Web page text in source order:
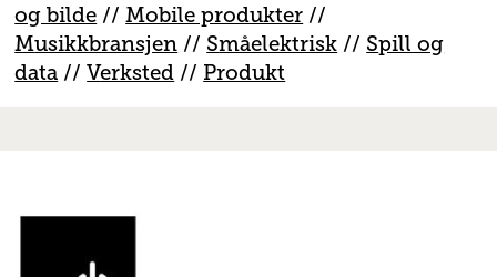
og bilde //Mobile produkter //
Musikkbransjen // Småelektrisk // Spill og
data //Verksted // Produkt